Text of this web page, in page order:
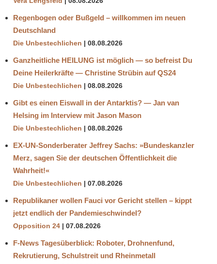
Regenbogen oder Bußgeld – willkommen im neuen
Deutschland
Die Unbestechlichen 08.08.2026
Ganzheitliche HEILUNG ist möglich — so befreist Du
Deine Heilerkräfte — Christine Strübin auf QS24
Die Unbestechlichen 08.08.2026
Gibt es einen Eiswall in der Antarktis? — Jan van
Helsing im Interview mit Jason Mason
Die Unbestechlichen 08.08.2026
EX-UN-Sonderberater Jeffrey Sachs: »Bundeskanzler
Merz, sagen Sie der deutschen Öffentlichkeit die
Wahrheit!«
Die Unbestechlichen 07.08.2026
Republikaner wollen Fauci vor Gericht stellen – kippt
jetzt endlich der Pandemieschwindel?
Opposition 24 07.08.2026
F-News Tagesüberblick: Roboter, Drohnenfund,
Rekrutierung, Schulstreit und Rheinmetall